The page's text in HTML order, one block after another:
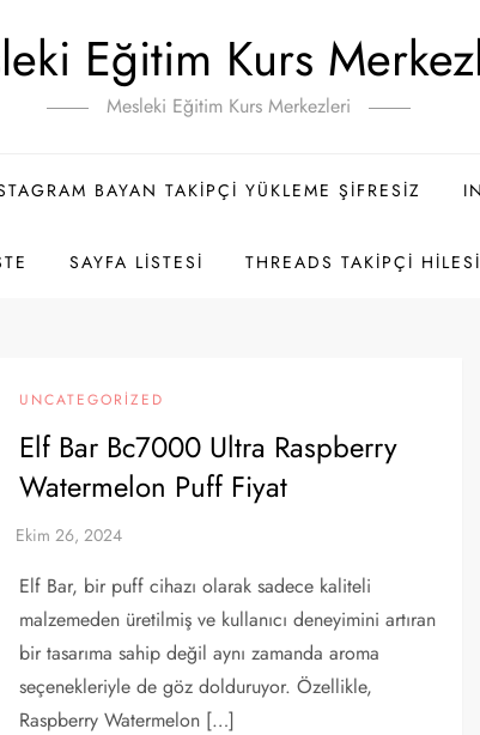
Eğitim Kurs
Mesleki Eğitim Kurs Merkezleri
BAYAN TAKIPÇI YÜKLEME ŞIFRESIZ
SAYFA LISTESI THREADS TAKIPÇI HILESI
UNCATEGORIZED
Elf Bar Bc7000 Ultra Raspberry
Watermelon Puff Fiyat
Elf Bar, bir puff cihazı olarak sadece kaliteli
malzemeden üretilmiş ve kullanıcı deneyimini artıran
bir tasarıma sahip değil aynı zamanda aroma
seçenekleriyle de göz dolduruyor. Özellikle,
Raspberry Watermelon […]